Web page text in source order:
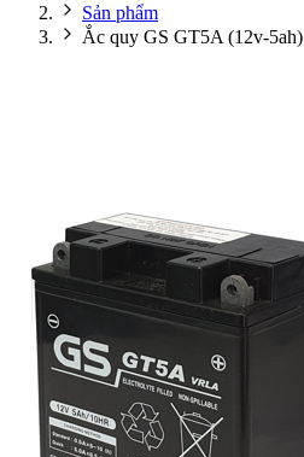
Sản phẩm
Ắc quy GS GT5A (12v-5ah)